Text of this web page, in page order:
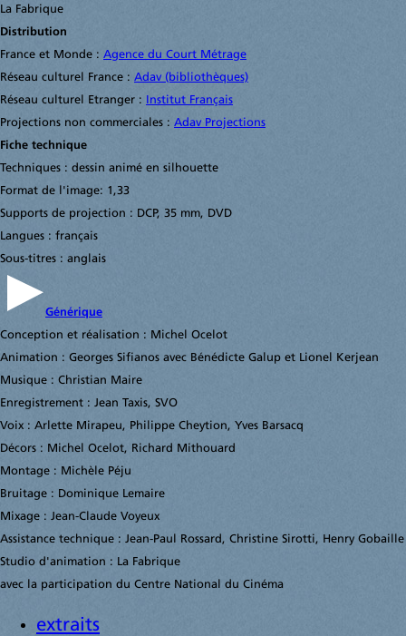
La Fabrique
Distribution
France et Monde : Agence du Court Métrage
Réseau culturel France : Adav (bibliothèques)
Réseau culturel Etranger :
Institut Français
Projections non commerciales : Adav Projections
Fiche technique
Techniques : dessin animé en silhouette
Format de l'image: 1,33
Supports de projection : DCP, 35 mm, DVD
Langues : français
Sous-titres : anglais
Générique
Conception et réalisation : Michel Ocelot
Animation : Georges Sifianos avec Bénédicte Galup et Lionel Kerjean
Musique : Christian Maire
Enregistrement : Jean Taxis, SVO
Voix : Arlette Mirapeu, Philippe Cheytion, Yves Barsacq
Décors : Michel Ocelot, Richard Mithouard
Montage : Michèle Péju
Bruitage : Dominique Lemaire
Mixage : Jean-Claude Voyeux
Assistance technique : Jean-Paul Rossard, Christine Sirotti, Henry Gobaille
Studio d'animation : La Fabrique
avec la participation du Centre National du Cinéma
extraits